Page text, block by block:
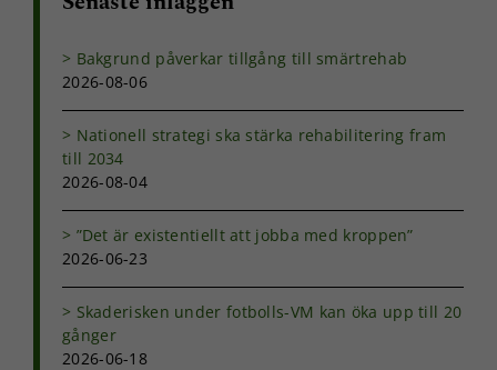
Bakgrund påverkar tillgång till smärtrehab
2026-08-06
Nationell strategi ska stärka rehabilitering fram
till 2034
2026-08-04
”Det är existentiellt att jobba med kroppen”
2026-06-23
Skaderisken under fotbolls-VM kan öka upp till 20
gånger
2026-06-18